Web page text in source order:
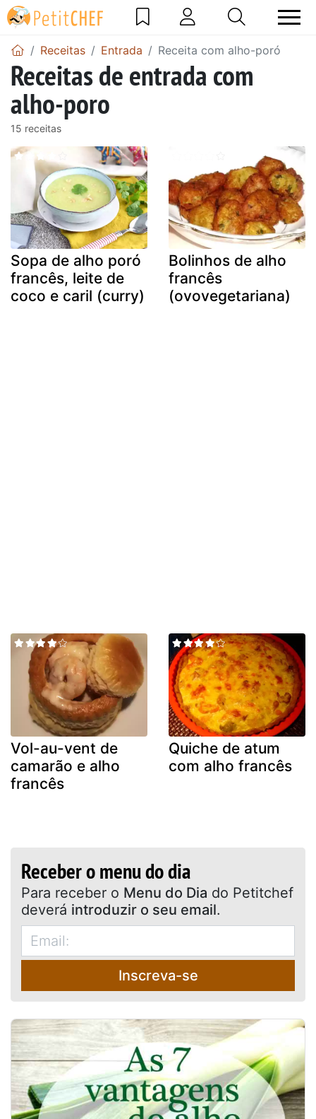
Receitas Entrada Receita com alho-poró
Receitas de entrada com
alho-poro
15 receitas
Sopa de alho poró
francês, leite de
coco e caril (curry)
Bolinhos de alho
francês
(ovovegetariana)
Vol-au-vent de
camarão e alho
francês
Quiche de atum
com alho francês
Receber o menu do dia
Para receber o Menu do Dia do Petitchef
deverá introduzir o seu email.
Inscreva-se